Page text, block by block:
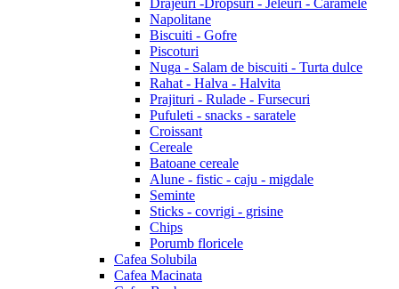
Drajeuri -Dropsuri - Jeleuri - Caramele
Napolitane
Biscuiti - Gofre
Piscoturi
Nuga - Salam de biscuiti - Turta dulce
Rahat - Halva - Halvita
Prajituri - Rulade - Fursecuri
Pufuleti - snacks - saratele
Croissant
Cereale
Batoane cereale
Alune - fistic - caju - migdale
Seminte
Sticks - covrigi - grisine
Chips
Porumb floricele
Cafea Solubila
Cafea Macinata